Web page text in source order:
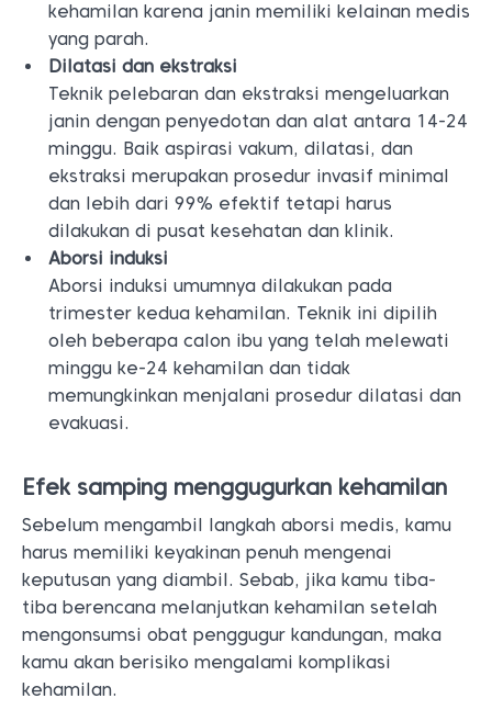
kehamilan karena janin memiliki kelainan medis
yang parah.
Dilatasi dan ekstraksi
Teknik pelebaran dan ekstraksi mengeluarkan
janin dengan penyedotan dan alat antara 14-24
minggu. Baik aspirasi vakum, dilatasi, dan
ekstraksi merupakan prosedur invasif minimal
dan lebih dari 99% efektif tetapi harus
dilakukan di pusat kesehatan dan klinik.
Aborsi induksi
Aborsi induksi umumnya dilakukan pada
trimester kedua kehamilan. Teknik ini dipilih
oleh beberapa calon ibu yang telah melewati
minggu ke-24 kehamilan dan tidak
memungkinkan menjalani prosedur dilatasi dan
evakuasi.
Efek samping menggugurkan kehamilan
Sebelum mengambil langkah aborsi medis, kamu
harus memiliki keyakinan penuh mengenai
keputusan yang diambil. Sebab, jika kamu tiba-
tiba berencana melanjutkan kehamilan setelah
mengonsumsi obat penggugur kandungan, maka
kamu akan berisiko mengalami komplikasi
kehamilan.